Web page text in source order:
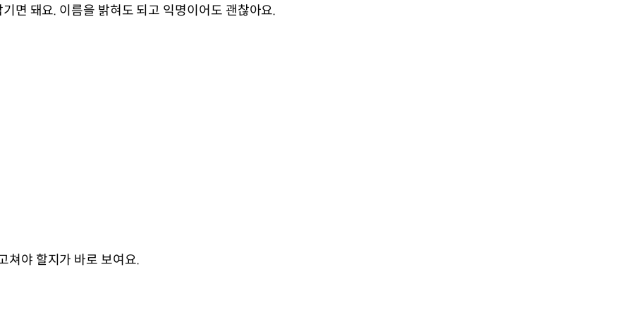
면 돼요. 이름을 밝혀도 되고 익명이어도 괜찮아요.
쳐야 할지가 바로 보여요.